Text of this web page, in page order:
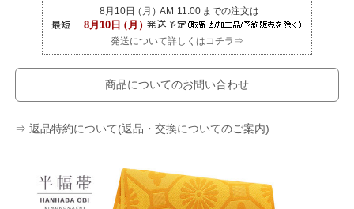
発送について詳しくはコチラ⇒
商品についてのお問い合わせ
⇒ 返品特約について(返品・交換についてのご案内)